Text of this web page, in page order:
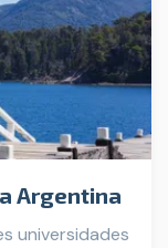
Argentina
universidades